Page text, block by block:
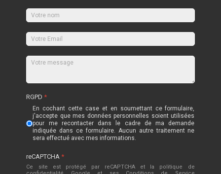
RGPD*
En cochant cette case et en soumettant ce formulaire,
j'accepte que mes données personnelles soient utilisées
pour me recontacter dans le cadre de ma demande
indiquée dans ce formulaire. Aucun autre traitement ne
sera effectué avec mes informations.
reCAPTCHA*
Ce site est protégé par reCAPTCHA et la politique de